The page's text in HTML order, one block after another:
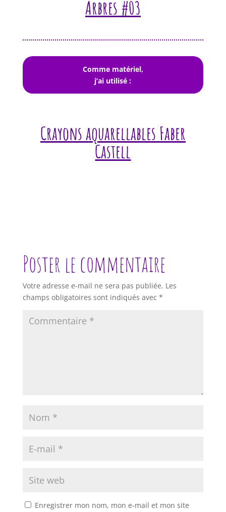
Arbres #03
Comme matériel,
j’ai utilisé :
Crayons aquarellables Faber
Castell
Poster le commentaire
Votre adresse e-mail ne sera pas publiée. Les
champs obligatoires sont indiqués avec *
Enregistrer mon nom, mon e-mail et mon site